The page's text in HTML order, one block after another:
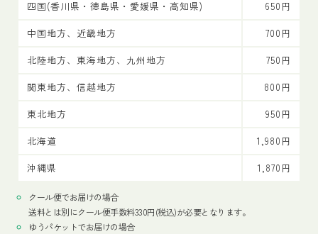
四国(香川県・徳島県・愛媛県・高知県)
650円
中国地方、近畿地方
700円
北陸地方、東海地方、九州地方
750円
関東地方、信越地方
800円
東北地方
950円
北海道
1,980円
沖縄県
1,870円
クール便でお届けの場合
送料とは別にクール便手数料330円(税込)が必要となります。
ゆうパケットでお届けの場合